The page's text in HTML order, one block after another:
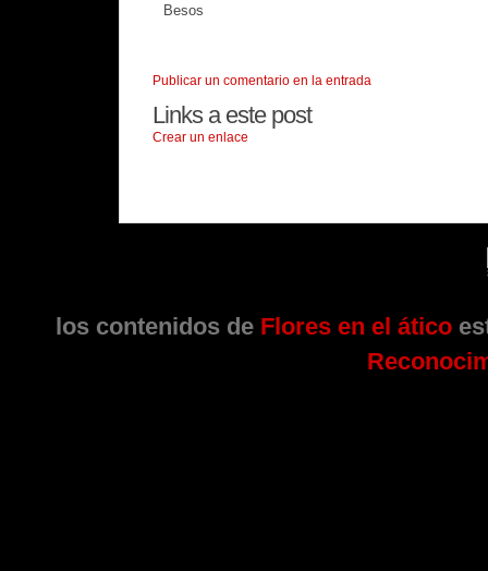
Besos
Publicar un comentario en la entrada
Links a este post
Crear un enlace
los contenidos de Flores en el ático